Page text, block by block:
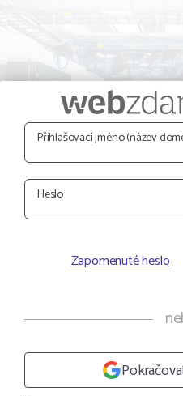
Přihlašovací jméno (název
Heslo
Zapomenuté heslo